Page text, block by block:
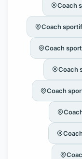
Coach
Coach
Coach
Coach
Coach